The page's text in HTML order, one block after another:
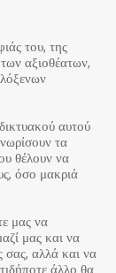
του, της
αξιοθέατων,
αυτού
τα
θέλουν να
όσο μακριά
μας να
μας και να
σας, αλλά και να
άλλο θα